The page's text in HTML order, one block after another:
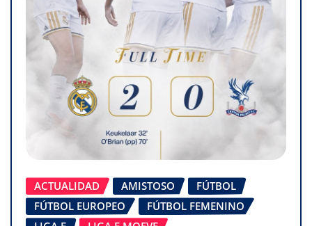
ACTUALIDAD AMISTOSO
FÚTBOL
FÚTBOL EUROPEO
FÚTBOL FEMENINO